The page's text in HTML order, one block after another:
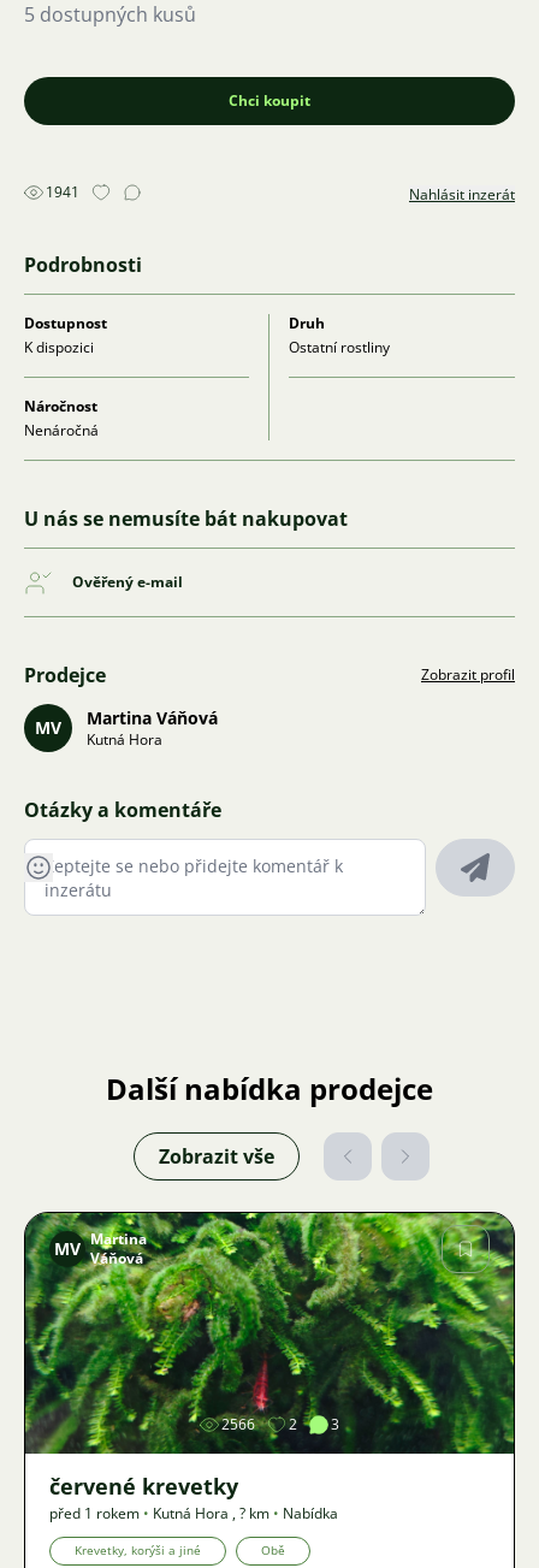
5 dostupných kusů
Chci koupit
1941 Nahlásit inzerát
Podrobnosti
Dostupnost
K dispozici
Druh
Ostatní rostliny
Náročnost
Nenáročná
U nás se nemusíte bát nakupovat
Ověřený e-mail
Prodejce Zobrazit profil
MV Martina Váňová
Kutná Hora
Otázky a komentáře
Další nabídka prodejce
Zobrazit vše
Obrázek
MV Martina
Váňová
2566 2 3
červené krevetky
před 1 rokem • Kutná Hora ,? km • Nabídka
Krevetky, korýši a jiné Obě